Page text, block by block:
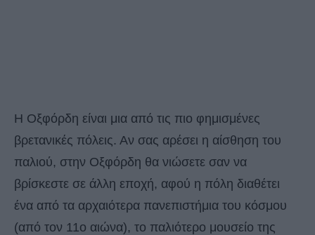
Η Οξφόρδη είναι μια από τις πιο φημισμένες
βρετανικές πόλεις. Αν σας αρέσει η αίσθηση του
παλιού, στην Οξφόρδη θα νιώσετε σαν να
βρίσκεστε σε άλλη εποχή, αφού η πόλη διαθέτει
ένα από τα αρχαιότερα πανεπιστήμια του κόσμου
(από τον 11ο αιώνα), το παλιότερο μουσείο της